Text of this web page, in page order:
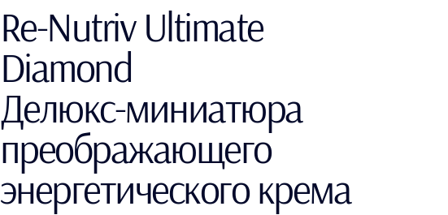
Re-Nutriv Ultimate
Diamond
Делюкс-миниатюра
преображающего
энергетического крема